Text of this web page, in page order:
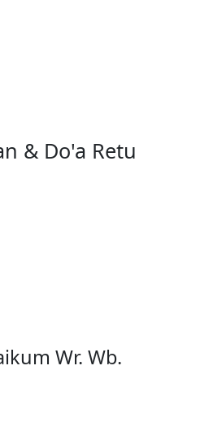
& Do'a Retu
Wr. Wb.